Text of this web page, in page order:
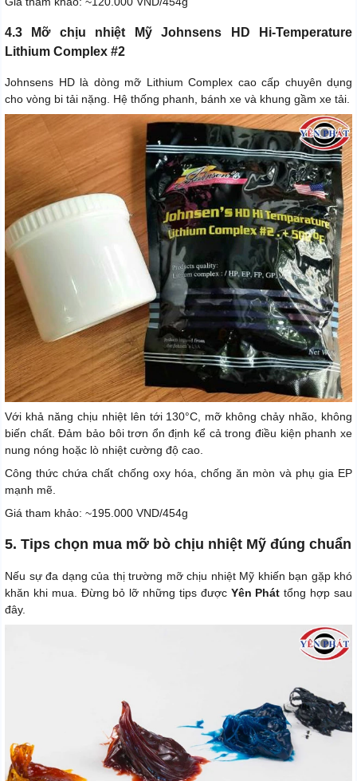
4.3 Mỡ chịu nhiệt Mỹ Johnsens HD Hi‑Temperature
Lithium Complex #2
Johnsens HD là dòng mỡ Lithium Complex cao cấp chuyên dụng
cho vòng bi tải nặng. Hệ thống phanh, bánh xe và khung gầm xe tải.
Với khả năng chịu nhiệt lên tới 130°C, mỡ không chảy nhão, không
biến chất. Đảm bảo bôi trơn ổn định kể cả trong điều kiện phanh xe
nung nóng hoặc lò nhiệt cường độ cao.
Công thức chứa chất chống oxy hóa, chống ăn mòn và phụ gia EP
mạnh mẽ.
Giá tham khảo: ~195.000 VND/454g
5. Tips chọn mua mỡ bò chịu nhiệt Mỹ đúng chuẩn
Nếu sự đa dạng của thị trường mỡ chịu nhiệt Mỹ khiến bạn gặp khó
khăn khi mua. Đừng bỏ lỡ những tips được Yên Phát tổng hợp sau
đây.